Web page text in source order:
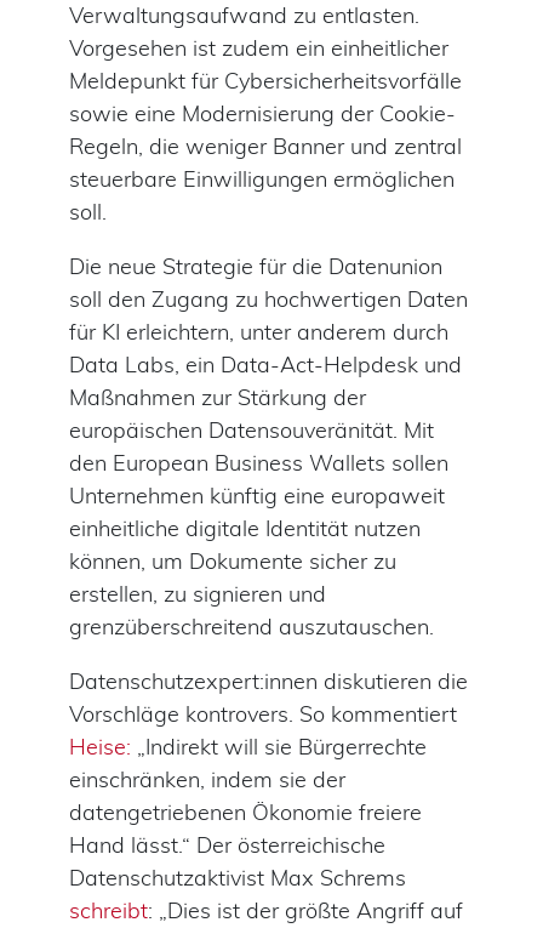
Verwaltungsaufwand zu entlasten.
Vorgesehen ist zudem ein einheitlicher
Meldepunkt für Cybersicherheitsvorfälle
sowie eine Modernisierung der Cookie-
Regeln, die weniger Banner und zentral
steuerbare Einwilligungen ermöglichen
soll.
Die neue Strategie für die Datenunion
soll den Zugang zu hochwertigen Daten
für KI erleichtern, unter anderem durch
Data Labs, ein Data-Act-Helpdesk und
Maßnahmen zur Stärkung der
europäischen Datensouveränität. Mit
den European Business Wallets sollen
Unternehmen künftig eine europaweit
einheitliche digitale Identität nutzen
können, um Dokumente sicher zu
erstellen, zu signieren und
grenzüberschreitend auszutauschen.
Datenschutzexpert:innen diskutieren die
Vorschläge kontrovers. So kommentiert
Heise: „Indirekt will sie Bürgerrechte
einschränken, indem sie der
datengetriebenen Ökonomie freiere
Hand lässt.“ Der österreichische
Datenschutzaktivist Max Schrems
schreibt: „Dies ist der größte Angriff auf